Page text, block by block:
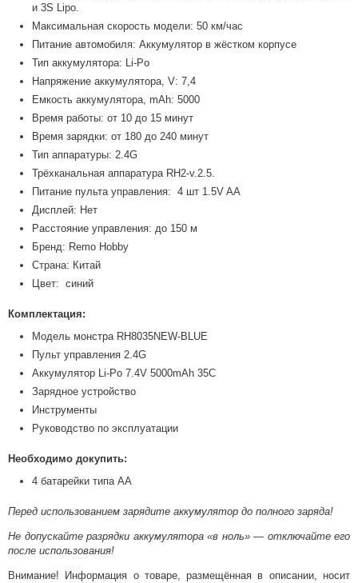
и 3S Lipo.
Максимальная скорость модели: 50 км/час
Питание автомобиля: Аккумулятор в жёстком корпусе
Тип аккумулятора: Li-Po
Напряжение аккумулятора, V: 7,4
Емкость аккумулятора, mAh: 5000
Время работы: от 10 до 15 минут
Время зарядки: от 180 до 240 минут
Тип аппаратуры: 2.4G
Трёхканальная аппаратура RH2-v.2.5.
Питание пульта управления: 4 шт 1.5V AA
Дисплей: Нет
Расстояние управления: до 150 м
Бренд: Remo Hobby
Страна: Китай
Цвет: синий
Комплектация:
Модель монстра RH8035NEW-BLUE
Пульт управления 2.4G
Аккумулятор Li-Po 7.4V 5000mAh 35C
Зарядное устройство
Инструменты
Руководство по эксплуатации
Необходимо докупить:
4 батарейки типа АА
Перед использованием зарядите аккумулятор до полного заряда!
Не допускайте разрядки аккумулятора «в ноль» — отключайте его
после использования!
Внимание! Информация о товаре, размещённая в описании, носит